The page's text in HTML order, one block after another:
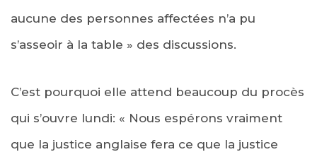
aucune des personnes affectées n’a pu
s’asseoir à la table » des discussions.
C’est pourquoi elle attend beaucoup du procès
qui s’ouvre lundi: « Nous espérons vraiment
que la justice anglaise fera ce que la justice